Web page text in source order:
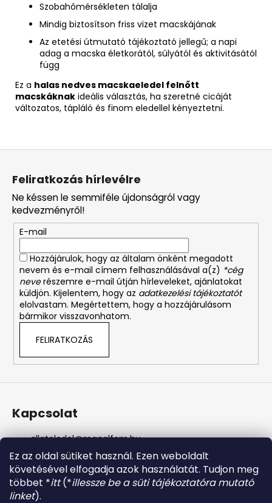
Ez az oldal sütiket használ. Ezen weboldalt
követésével elfogadja azok használatát. Tudjon meg
többet *itt(*illessze be a süti tájékoztatóra mutató
linket).
Szobahőmérsékleten tálalja
Mindig biztosítson friss vizet macskájának
Az etetési útmutató tájékoztató jellegű; a napi
adag a macska életkorától, súlyától és aktivitásától
függ
Ez a halas nedves macskaeledel felnőtt
macskáknak ideális választás, ha szeretné cicáját
változatos, tápláló és finom eledellel kényeztetni.
Feliratkozás hírlevélre
Ne késsen le semmiféle újdonságról vagy
kedvezményről!
E-mail
Hozzájárulok, hogy az általam önként megadott
nevem és e-mail címem felhasználásával a(z) *cég
neverészemre e-mail útján hírleveleket, ajánlatokat
küldjön. Kijelentem, hogy az adatkezelési tájékoztatót
elolvastam. Megértettem, hogy a hozzájárulásom
bármikor visszavonhatom.
FELIRATKOZÁS
Kapcsolat
allateledel@magalfem.hu
+36 70 401 5088
https://www.facebook.com/profile.php?id=61574807
956737
magalfem_2013